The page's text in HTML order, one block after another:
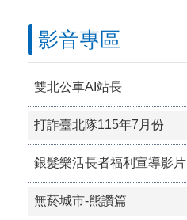
影音專區
雙北公車AI站長
打詐臺北隊115年7月份
銀髮樂活長者福利宣導影片
無菸城市-熊讚篇